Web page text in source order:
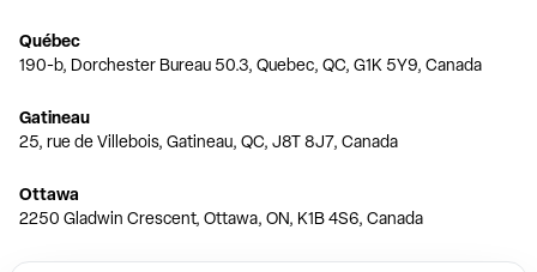
Québec
190-b, Dorchester Bureau 50.3, Quebec, QC, G1K 5Y9, Canada
Gatineau
25, rue de Villebois, Gatineau, QC, J8T 8J7, Canada
Ottawa
2250 Gladwin Crescent, Ottawa, ON, K1B 4S6, Canada